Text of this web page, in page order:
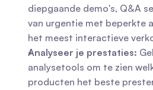
diepgaande demo's, Q&A
van urgentie met beperkte
het meest interactieve
Analyseer je prestaties:
analysetools om te zien
producten het beste